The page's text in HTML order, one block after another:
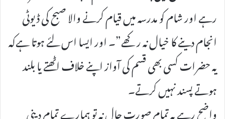
رہے اور شام کو مدرسہ میں قیام کرنے والا صبح کی ڈیوٹی
انجام دینے کا خیال نہ رکھے”۔ اور ایسا اس لئے ہوتا ہےکہ
یہ حضرات کسی بھی قسم کی آواز اپنے خلاف اٹھتے یا بلند
ہوتے پسند نہیں کرتے۔
واضح رہے یہ تمام صورت حال نہ تو ہمارے تمام دینی